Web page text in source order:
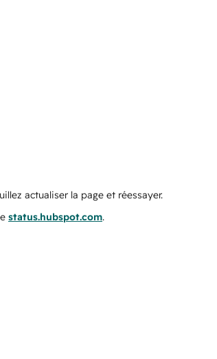
actualiser la page et réessayer.
status.hubspot.com.